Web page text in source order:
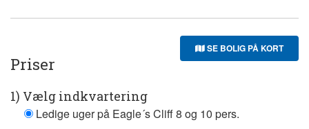
SE BOLIG PÅ KORT
Priser
1) Vælg indkvartering
Ledige uger på Eagle´s Cliff 8 og 10 pers.